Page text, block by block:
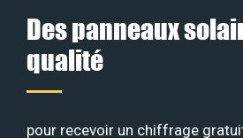
Des panneaux
qualité
pour recevoir un chiffrage